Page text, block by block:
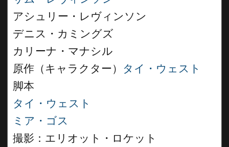
アシュリー・レヴィンソン
デニス・カミングズ
カリーナ・マナシル
原作（キャラクター） タイ・ウェスト
脚本
タイ・ウェスト
ミア・ゴス
撮影：エリオット・ロケット